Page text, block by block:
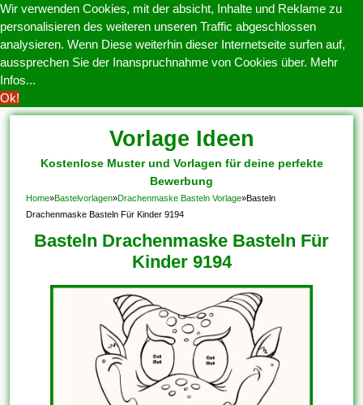
Wir verwenden Cookies, mit der absicht, Inhalte und Reklame zu
personalisieren des weiteren unseren Traffic abgeschlossen
analysieren. Wenn Diese weiterhin dieser Internetseite surfen auf,
aussprechen Sie der Inanspruchnahme von Cookies über. Mehr
Infos...
Ok!
Vorlage Ideen
Kostenlose Muster und Vorlagen für deine perfekte
Bewerbung
Home»Bastelvorlagen»Drachenmaske Basteln Vorlage»Basteln
Drachenmaske Basteln Für Kinder 9194
Basteln Drachenmaske Basteln Für
Kinder 9194